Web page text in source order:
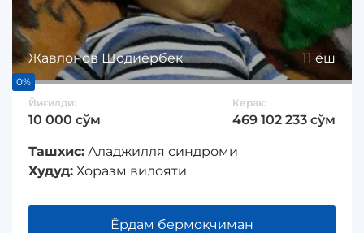
Жавлонов Шодиёрбек 11 ёш
0%
Йиғилди:
10 000 сўм
Керак:
469 102 233 сўм
Ташхис: Аладжилля синдроми
Худуд: Хоразм вилояти
Ёрдам бермоқчиман